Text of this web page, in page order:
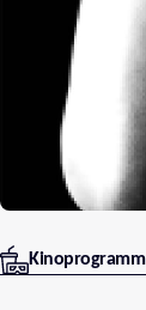
Kinoprogramm